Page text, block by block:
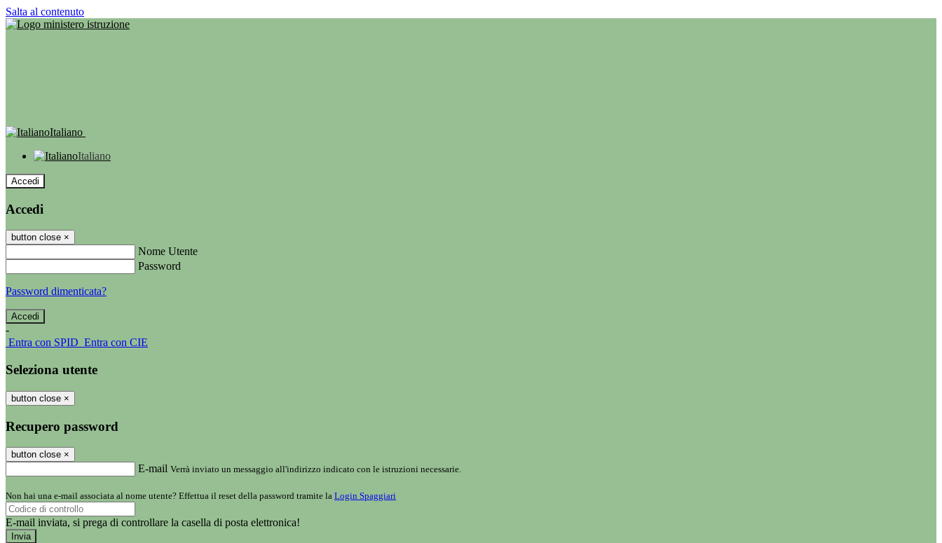
Salta al contenuto
Italiano
Italiano
Accedi
Accedi
button close ×
Nome Utente
Password
Password dimenticata?
-
Entra con SPID Entra con CIE
Seleziona utente
button close ×
Recupero password
button close ×
E-mail Verrà inviato un messaggio all'indirizzo indicato con le istruzioni necessarie.
Non hai una e-mail associata al nome utente? Effettua il reset della password tramite la Login Spaggiari
E-mail inviata, si prega di controllare la casella di posta elettronica!